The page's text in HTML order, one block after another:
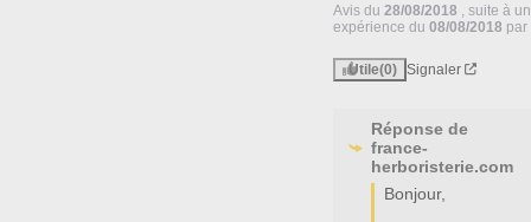
Avis du28/08/2018
, suite à
expérience du08/08/2018 par
Utile(0) Signaler
Réponse de
france-
herboristerie.com
Bonjour,